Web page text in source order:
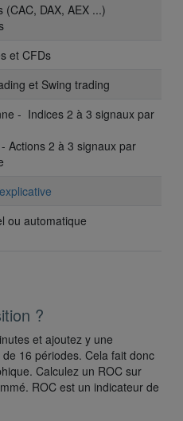
(CAC, DAX, AEX ...)
et CFDs
et Swing trading
- Indices 2 à 3 signaux par
Actions 2 à 3 signaux par
ou automatique
?
et ajoutez y une
16 périodes. Cela fait donc
Calculez un ROC sur
ROC est un indicateur de